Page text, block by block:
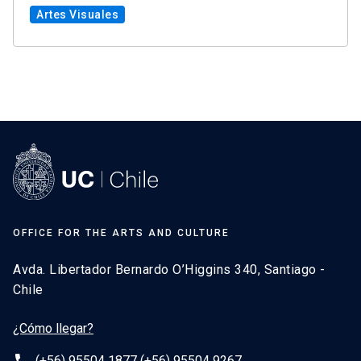
Artes Visuales
OFFICE FOR THE ARTS AND CULTURE
Avda. Libertador Bernardo O’Higgins 340, Santiago -
Chile
¿Cómo llegar?